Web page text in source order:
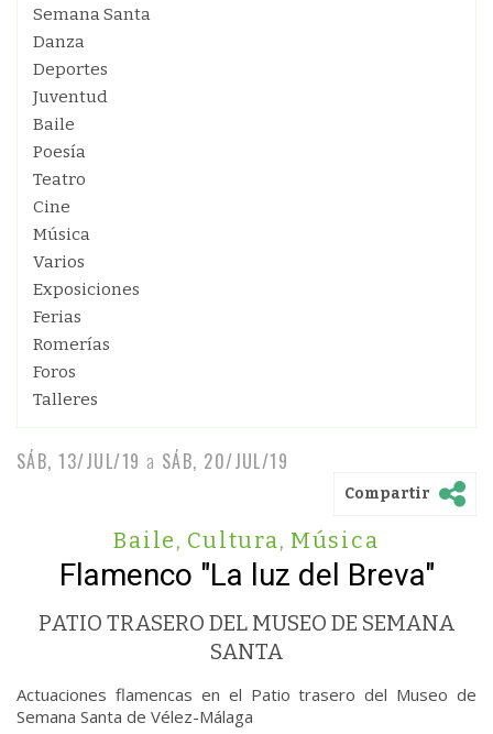
Semana Santa
Danza
Deportes
Juventud
Baile
Poesía
Teatro
Cine
Música
Varios
Exposiciones
Ferias
Romerías
Foros
Talleres
SÁB, 13/JUL/19 a SÁB, 20/JUL/19
Compartir
Baile, Cultura, Música
Flamenco "La luz del Breva"
PATIO TRASERO DEL MUSEO DE SEMANA
SANTA
Actuaciones flamencas en el Patio trasero del Museo de
Semana Santa de Vélez-Málaga